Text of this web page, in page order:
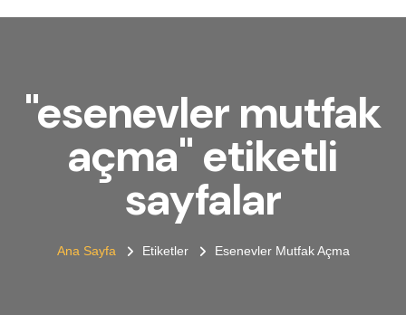
"esenevler mutfak
açma" etiketli
sayfalar
Ana Sayfa Etiketler Esenevler Mutfak Açma